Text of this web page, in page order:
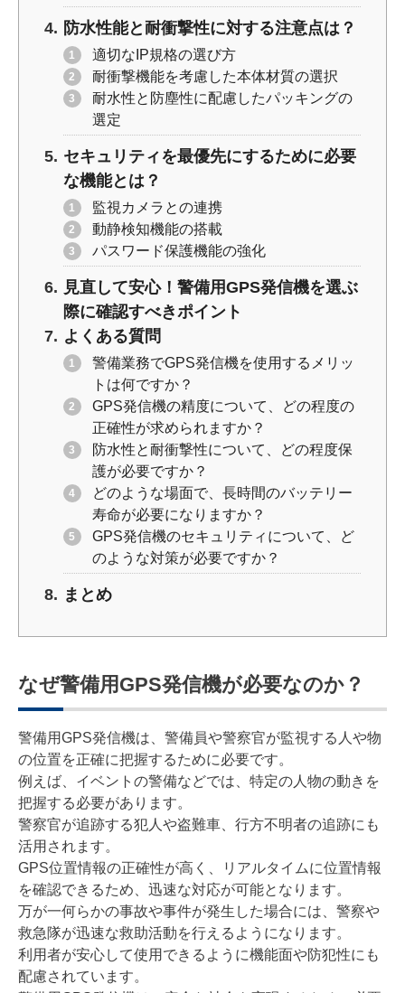
防水性能と耐衝撃性に対する注意点は？
適切なIP規格の選び方
耐衝撃機能を考慮した本体材質の選択
耐水性と防塵性に配慮したパッキングの
選定
セキュリティを最優先にするために必要
な機能とは？
監視カメラとの連携
動静検知機能の搭載
パスワード保護機能の強化
見直して安心！警備用GPS発信機を選ぶ
際に確認すべきポイント
よくある質問
警備業務でGPS発信機を使用するメリッ
トは何ですか？
GPS発信機の精度について、どの程度の
正確性が求められますか？
防水性と耐衝撃性について、どの程度保
護が必要ですか？
どのような場面で、長時間のバッテリー
寿命が必要になりますか？
GPS発信機のセキュリティについて、ど
のような対策が必要ですか？
まとめ
なぜ警備用GPS発信機が必要なのか？
警備用GPS発信機は、警備員や警察官が監視する人や物
の位置を正確に把握するために必要です。
例えば、イベントの警備などでは、特定の人物の動きを
把握する必要があります。
警察官が追跡する犯人や盗難車、行方不明者の追跡にも
活用されます。
GPS位置情報の正確性が高く、リアルタイムに位置情報
を確認できるため、迅速な対応が可能となります。
万が一何らかの事故や事件が発生した場合には、警察や
救急隊が迅速な救助活動を行えるようになります。
利用者が安心して使用できるように機能面や防犯性にも
配慮されています。